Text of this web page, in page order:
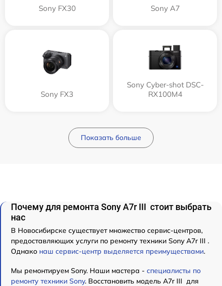
Sony FX30 Sony A7
Sony FX3
Sony Cyber-shot DSC-
RX100M4
Показать больше
Почему для ремонта Sony A7r III стоит выбрать
нас
В Новосибирске существует множество сервис-центров,
предоставляющих услуги по ремонту техники Sony A7r III .
Однако наш сервис-центр выделяется преимуществами.
Мы ремонтируем Sony. Наши мастера - специалисты по
ремонту техники Sony. Восстановить модель A7r III для